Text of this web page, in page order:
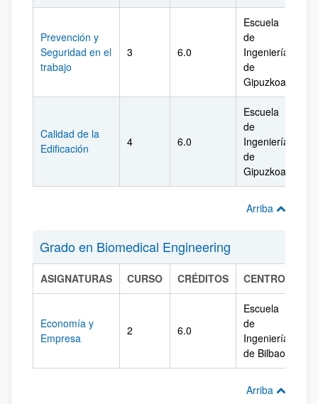
Prevención y
Seguridad en el
trabajo
3 6.0
Escuela
de
Ingeniería
de
Gipuzkoa
Calidad de la
Edificación
4 6.0
Escuela
de
Ingeniería
de
Gipuzkoa
Arriba
Grado en Biomedical Engineering
ASIGNATURAS CURSO CRÉDITOS CENTRO
Economía y
Empresa
2 6.0
Escuela
de
Ingeniería
de Bilbao
Arriba